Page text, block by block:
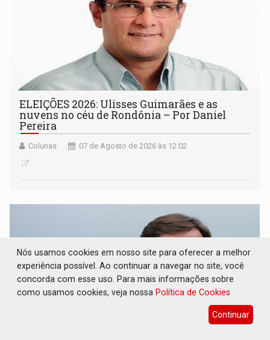
ELEIÇÕES 2026: Ulisses Guimarães e as
nuvens no céu de Rondônia – Por Daniel
Pereira
Colunas 07 de Agosto de 2026 às 12:02
Nós usamos cookies em nosso site para oferecer a melhor
experiência possível. Ao continuar a navegar no site, você
concorda com esse uso. Para mais informações sobre
como usamos cookies, veja nossa Política de Cookies
Continuar